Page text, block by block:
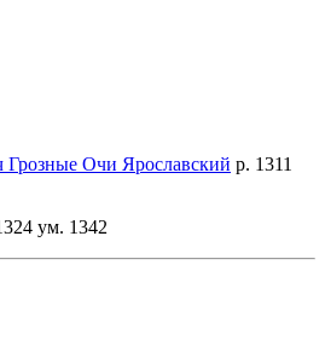
Очи Ярославский р. 1311
ум. 1342